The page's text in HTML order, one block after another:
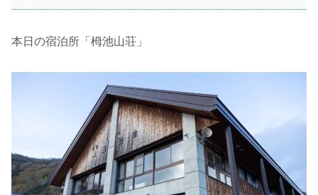
本日の宿泊所「栂池山荘」